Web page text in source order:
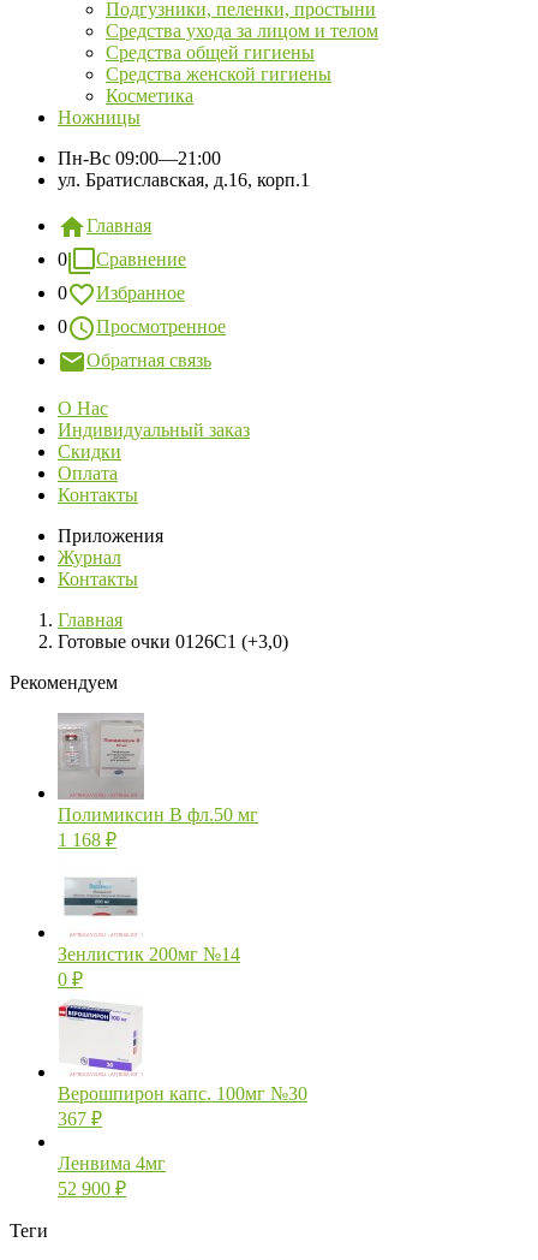
Подгузники, пеленки, простыни
Средства ухода за лицом и телом
Средства общей гигиены
Средства женской гигиены
Косметика
Ножницы
Пн-Вс 09:00—21:00
ул. Братиславская, д.16, корп.1
Главная
0
Сравнение
0
Избранное
0
Просмотренное
Обратная связь
О Нас
Индивидуальный заказ
Скидки
Оплата
Контакты
Приложения
Журнал
Контакты
Главная
Готовые очки 0126C1 (+3,0)
Рекомендуем
Полимиксин В фл.50 мг
1 168 ₽
Зенлистик 200мг №14
0 ₽
Верошпирон капс. 100мг №30
367 ₽
Ленвима 4мг
52 900 ₽
Теги